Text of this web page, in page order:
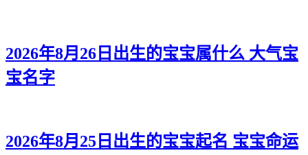
2026年8月26日出生的宝宝属什么 大气宝
宝名字
2026年8月25日出生的宝宝起名 宝宝命运